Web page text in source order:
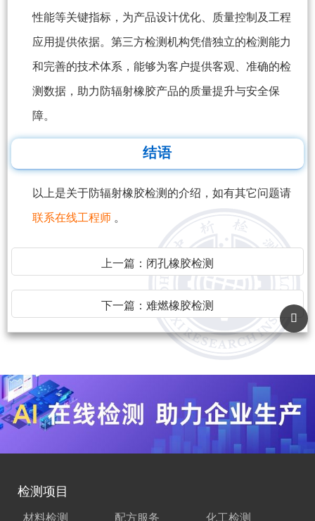
性能等关键指标，为产品设计优化、质量控制及工程
应用提供依据。第三方检测机构凭借独立的检测能力
和完善的技术体系，能够为客户提供客观、准确的检
测数据，助力防辐射橡胶产品的质量提升与安全保
障。
结语
以上是关于防辐射橡胶检测的介绍，如有其它问题请
联系在线工程师 。
上一篇： 闭孔橡胶检测
下一篇： 难燃橡胶检测
检测项目
材料检测 配方服务 化工检测